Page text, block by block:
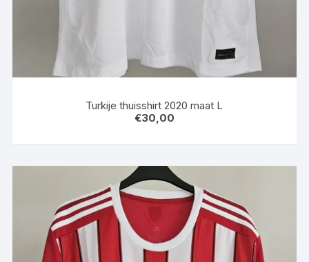
Turkije thuisshirt 2020 maat L
€30,00